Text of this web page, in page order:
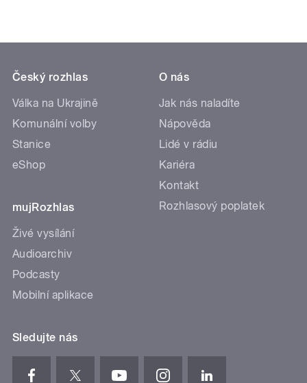
Český rozhlas
Válka na Ukrajině
Komunální volby
Stanice
eShop
mujRozhlas
Živé vysílání
Audioarchiv
Podcasty
Mobilní aplikace
O nás
Jak nás naladíte
Nápověda
Lidé v rádiu
Kariéra
Kontakt
Rozhlasový poplatek
Sledujte nás